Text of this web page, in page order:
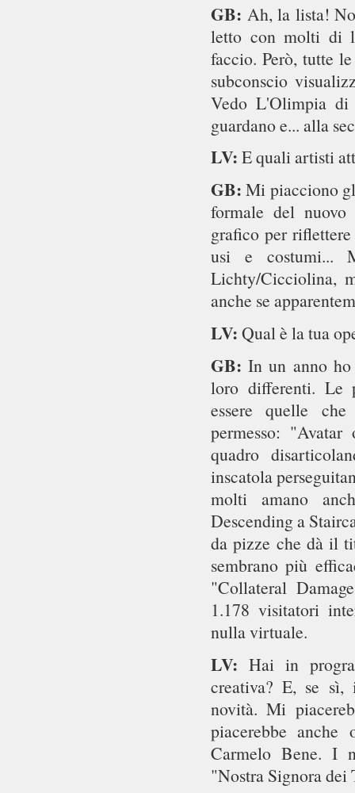
GB: Ah, la lista!
letto con molti di
faccio. Però, tutte
subconscio
Vedo L'Olimpia di
guardano e... alla
LV: E quali artisti
GB:Mi piacciono
formale del
grafico per
usi e costumi...
Lichty/Cicciolina,
anche se
LV: Qual è la tua
GB:In un anno
loro differenti. Le
essere quelle
permesso:
quadro
inscatola
molti amano
Descending a
da pizze che dà il
sembrano più
"Collateral
1.178 visitatori
nulla virtuale.
LV: Hai in
creativa? E, se sì,
novità. Mi
piacerebbe
Carmelo Bene. I
"Nostra Signora dei